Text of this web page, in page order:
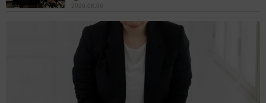
2026.08.06